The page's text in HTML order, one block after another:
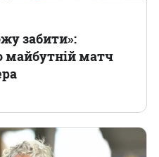
забити»:
майбутній матч